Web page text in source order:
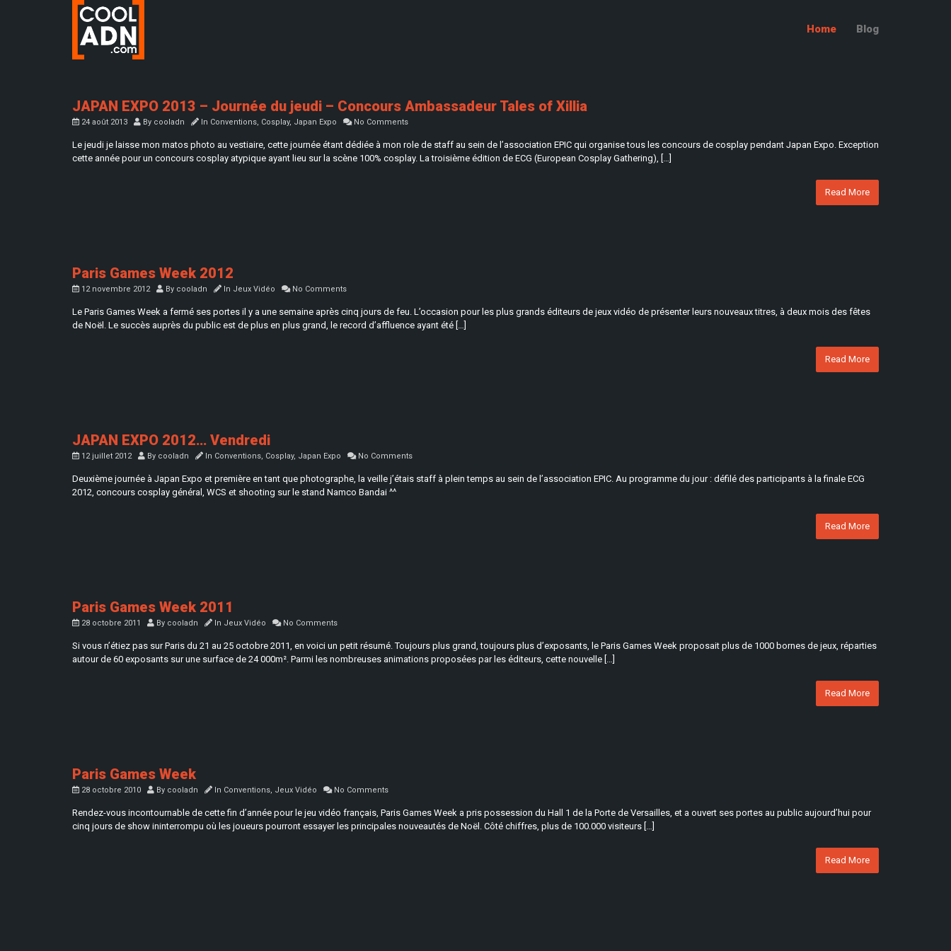
Home Blog
JAPAN EXPO 2013 – Journée du jeudi – Concours Ambassadeur Tales of Xillia
24 août 2013 By cooladn In Conventions, Cosplay, Japan Expo No Comments
Le jeudi je laisse mon matos photo au vestiaire, cette journée étant dédiée à mon role de staff au sein de l’association EPIC qui organise tous les concours de cosplay pendant Japan Expo. Exception
cette année pour un concours cosplay atypique ayant lieu sur la scène 100% cosplay. La troisième édition de ECG (European Cosplay Gathering), […]
Read More
Paris Games Week 2012
12 novembre 2012 By cooladn In Jeux Vidéo No Comments
Le Paris Games Week a fermé ses portes il y a une semaine après cinq jours de feu. L’occasion pour les plus grands éditeurs de jeux vidéo de présenter leurs nouveaux titres, à deux mois des fêtes
de Noël. Le succès auprès du public est de plus en plus grand, le record d’affluence ayant été […]
Read More
JAPAN EXPO 2012… Vendredi
12 juillet 2012 By cooladn In Conventions, Cosplay, Japan Expo No Comments
Deuxième journée à Japan Expo et première en tant que photographe, la veille j’étais staff à plein temps au sein de l’association EPIC. Au programme du jour : défilé des participants à la finale ECG
2012, concours cosplay général, WCS et shooting sur le stand Namco Bandai ^^
Read More
Paris Games Week 2011
28 octobre 2011 By cooladn In Jeux Vidéo No Comments
Si vous n’étiez pas sur Paris du 21 au 25 octobre 2011, en voici un petit résumé. Toujours plus grand, toujours plus d’exposants, le Paris Games Week proposait plus de 1000 bornes de jeux, réparties
autour de 60 exposants sur une surface de 24 000m². Parmi les nombreuses animations proposées par les éditeurs, cette nouvelle […]
Read More
Paris Games Week
28 octobre 2010 By cooladn In Conventions, Jeux Vidéo No Comments
Rendez-vous incontournable de cette fin d’année pour le jeu vidéo français, Paris Games Week a pris possession du Hall 1 de la Porte de Versailles, et a ouvert ses portes au public aujourd’hui pour
cinq jours de show ininterrompu où les joueurs pourront essayer les principales nouveautés de Noël. Côté chiffres, plus de 100.000 visiteurs […]
Read More